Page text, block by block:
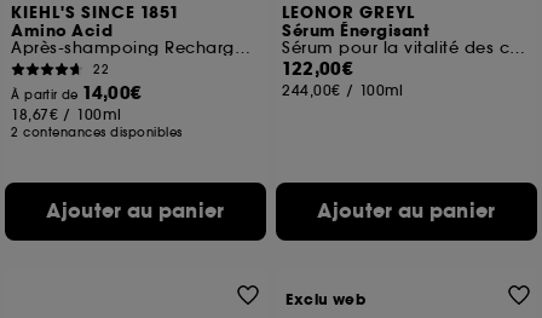
KIEHL'S SINCE 1851
Amino Acid
Après-shampoing Rechargeable à l'huile de noix de coco
22
À partir de 14,00€
18,67€ / 100ml
2 contenances disponibles
Ajouter au panier
LEONOR GREYL
Sérum Énergisant
Sérum pour la vitalité des cheveux
122,00€
244,00€ / 100ml
Ajouter au panier
Exclu web